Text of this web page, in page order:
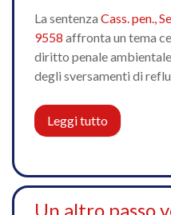
La sentenza Cass. pen.,
9558 affronta un tema
diritto penale
degli sversamenti di
Leggi tutto
Un altro passo